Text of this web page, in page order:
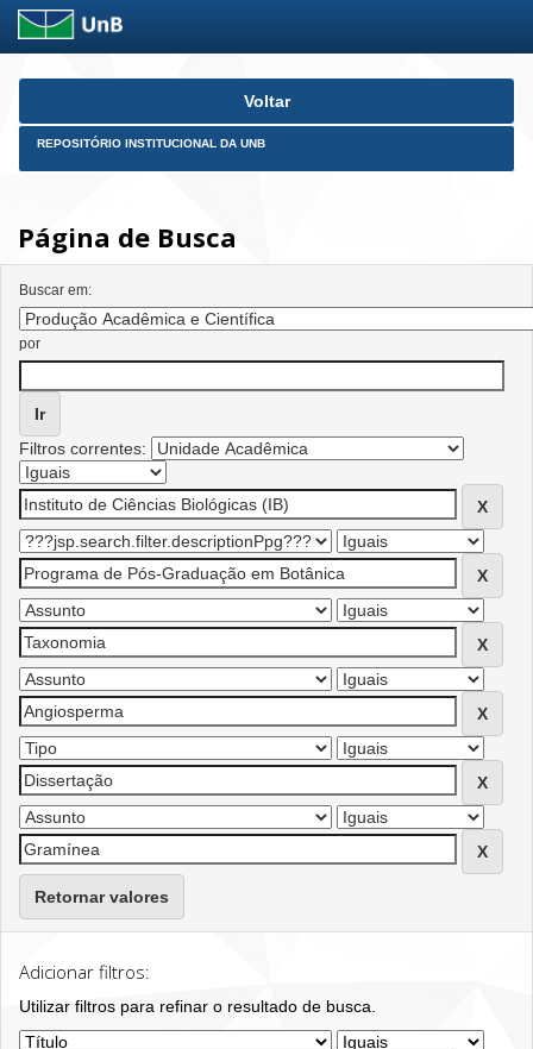
Skip
Voltar
REPOSITÓRIO INSTITUCIONAL DA UNB
Página de Busca
Buscar em:
por
Filtros correntes:
Retornar valores
Adicionar filtros:
Utilizar filtros para refinar o resultado de busca.